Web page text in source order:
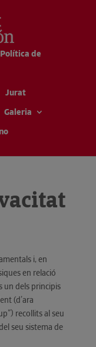
Política de
Jurat
Galeria
i, en
en relació
un dels principis
(d’ara
recollits al seu
seu sistema de